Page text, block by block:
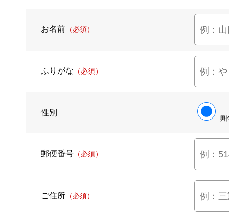
お名前 （必須）
ふりがな （必須）
性別
男
郵便番号 （必須）
ご住所 （必須）